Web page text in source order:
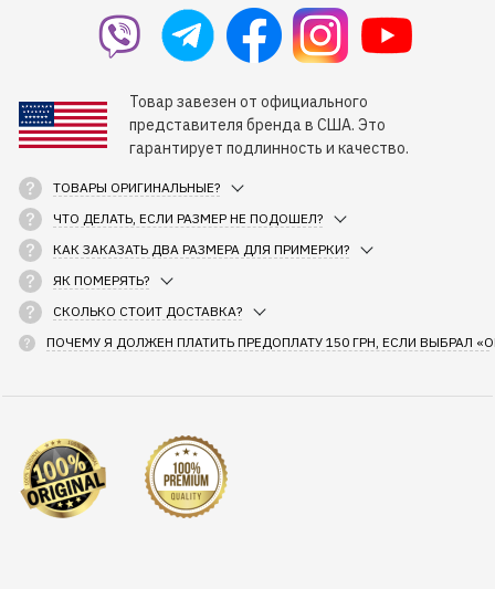
Товар завезен от официального
представителя бренда в США. Это
гарантирует подлинность и качество.
ТОВАРЫ ОРИГИНАЛЬНЫЕ?
ЧТО ДЕЛАТЬ, ЕСЛИ РАЗМЕР НЕ ПОДОШЕЛ?
КАК ЗАКАЗАТЬ ДВА РАЗМЕРА ДЛЯ ПРИМЕРКИ?
ЯК ПОМЕРЯТЬ?
СКОЛЬКО СТОИТ ДОСТАВКА?
ПОЧЕМУ Я ДОЛЖЕН ПЛАТИТЬ ПРЕДОПЛАТУ 150 ГРН, ЕСЛИ ВЫБРАЛ